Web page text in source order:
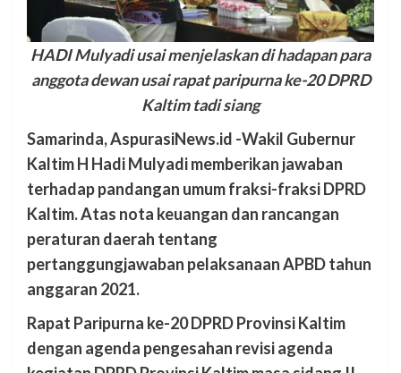
HADI Mulyadi usai menjelaskan di hadapan para
anggota dewan usai rapat paripurna ke-20 DPRD
Kaltim tadi siang
Samarinda, AspurasiNews.id -Wakil Gubernur
Kaltim H Hadi Mulyadi memberikan jawaban
terhadap pandangan umum fraksi-fraksi DPRD
Kaltim. Atas nota keuangan dan rancangan
peraturan daerah tentang
pertanggungjawaban pelaksanaan APBD tahun
anggaran 2021.
Rapat Paripurna ke-20 DPRD Provinsi Kaltim
dengan agenda pengesahan revisi agenda